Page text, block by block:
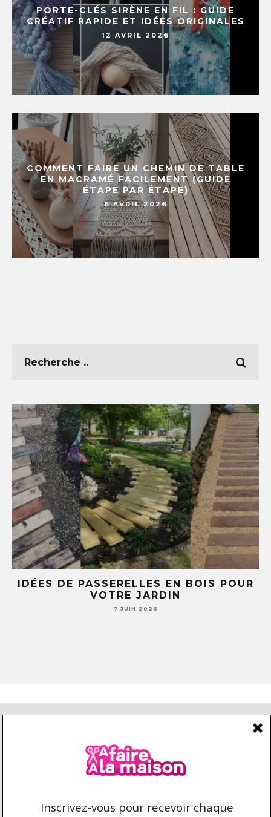
PORTE-CLÉS SIRÈNE EN FIL : GUIDE
CRÉATIF RAPIDE ET IDÉES ORIGINALES
12 AVRIL 2026
COMMENT FAIRE UN CHEMIN DE TABLE
EN MACRAMÉ FACILEMENT (GUIDE
ÉTAPE PAR ÉTAPE)
6 AVRIL 2026
IDÉES DE PASSERELLES EN BOIS POUR
VOTRE JARDIN
7 JUIN 2026